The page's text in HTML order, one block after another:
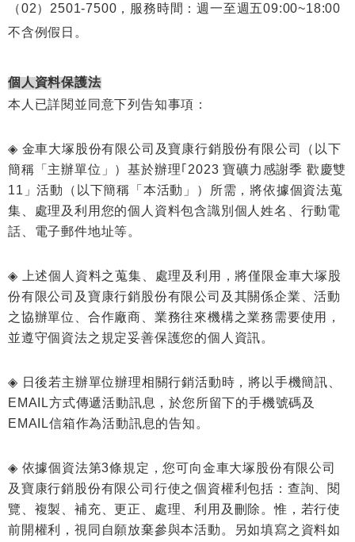
（02）2501-7500，服務時間：週一至週五09:00~18:00
不含例假日。
個人資料保護法
本人已詳閱並同意下列告知事項：
◈ 金車大塚股份有限公司及寶康行銷股份有限公司（以下
簡稱「主辦單位」）基於辦理｢2023 寶礦力感謝季 歡慶雙
11」活動（以下簡稱「本活動」）所需，將依據個資法蒐
集、處理及利用您的個人資料包含識別個人姓名、行動電
話、電子郵件地址等。
◈ 上述個人資料之蒐集、處理及利用，將僅限金車大塚股
份有限公司及寶康行銷股份有限公司及其關係企業、活動
之協辦單位、合作廠商、業務往來機構之業務需要使用，
並遵守個資法之規定妥善保護您的個人資訊。
◈ 日後若主辦單位辦理相關行銷活動時，將以手機簡訊、
EMAIL方式傳遞活動訊息，於您所留下的手機號碼及
EMAIL信箱作為活動訊息的告知。
◈ 依據個資法第3條規定，您可向金車大塚股份有限公司
及寶康行銷股份有限公司行使之個資權利包括：查詢、閱
覽、複製、補充、更正、處理、利用及刪除。惟，若行使
前開權利，視同自願放棄參與本活動。另如填寫之資料如